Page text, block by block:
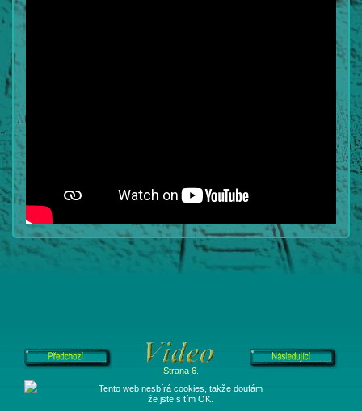
Strana 6.
Tento web nesbírá cookies, takže doufám
že jste s tím OK.